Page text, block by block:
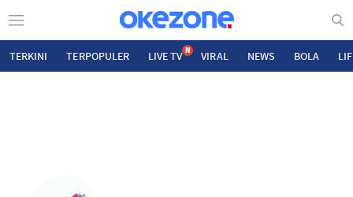
TERKINI TERPOPULER LIVE TV N VIRAL NEWS BOLA